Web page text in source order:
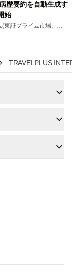
歴要約を自動生成す
始
(東証プライム市場、コ
TRAVELPLUS